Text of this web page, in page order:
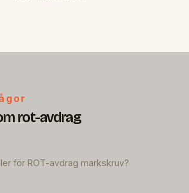
rot-avdrag
för ROT-avdrag markskruv?